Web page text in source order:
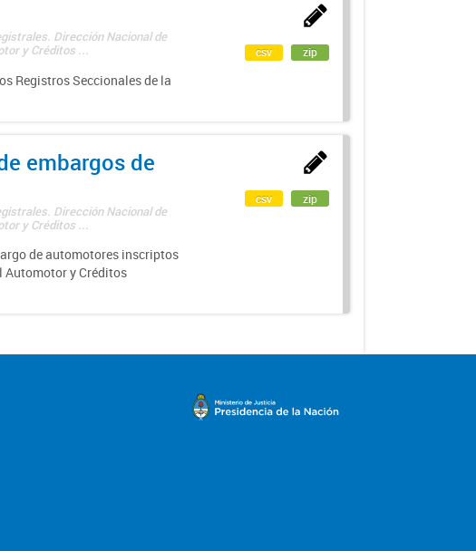
Dirección Nacional de
y Créditos ...
Registros Seccionales de la
csv zip
embargos de
Dirección Nacional de
y Créditos ...
de automotores inscriptos
Automotor y Créditos
csv zip